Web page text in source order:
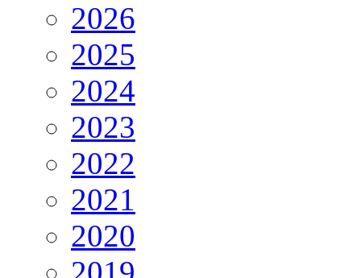
2026
2025
2024
2023
2022
2021
2020